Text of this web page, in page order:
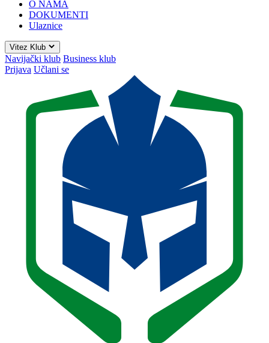
O NAMA
DOKUMENTI
Ulaznice
Vitez Klub
Navijački klub Business klub
Prijava Učlani se